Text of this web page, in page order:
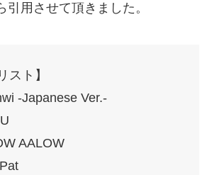
引用させて頂きました。
スト】
-Japanese Ver.-
AALOW